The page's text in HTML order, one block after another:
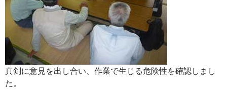
真剣に意見を出し合い、作業で生じる危険性を確認しまし
た。